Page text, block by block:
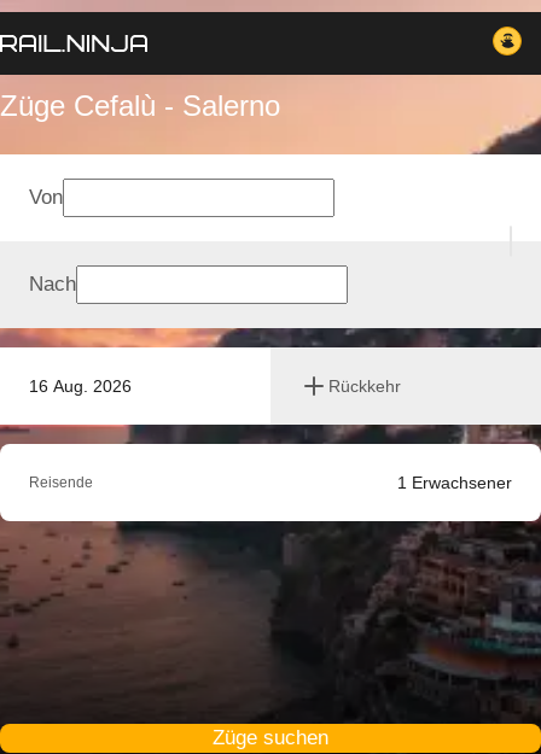
Züge Cefalù - Salerno
16 Aug. 2026 Rückkehr
Von
Nach
Reisende 1 Erwachsener
Züge suchen